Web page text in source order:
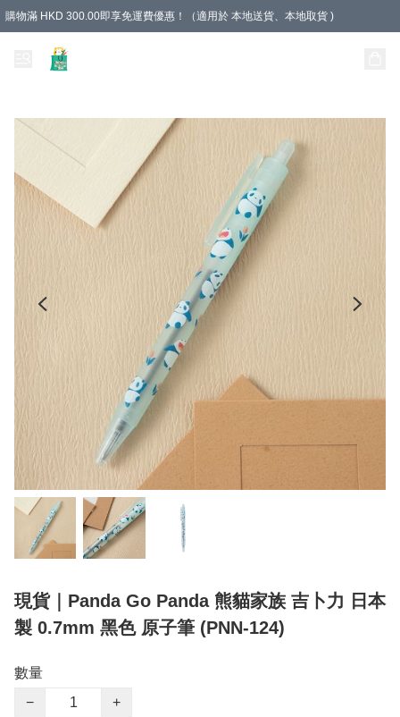
購物滿 HKD 300.00即享免運費優惠！（適用於 本地送貨、本地取貨 )
現貨｜Panda Go Panda 熊貓家族 吉卜力 日本
製 0.7mm 黑色 原子筆 (PNN-124)
數量
−
+